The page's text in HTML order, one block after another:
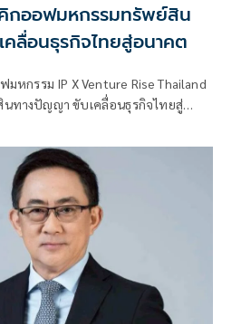
กออฟมหกรรมทรัพย์สิน
ลื่อนธุรกิจไทยสู่อนาคต
นทางปัญญา ขับเคลื่อนธุรกิจไทยสู่
งานวิจัยไทย